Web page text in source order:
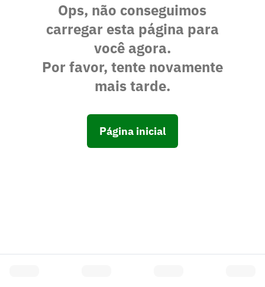
Ops, não conseguimos
carregar esta página para
você agora.
Por favor, tente novamente
mais tarde.
Página inicial